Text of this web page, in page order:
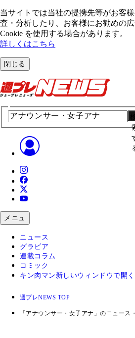
当サイトでは当社の提携先等がお客
査・分析したり、お客様にお勧めの
Cookie を使⽤する場合があります。
詳しくはこちら
閉じる
メニュ
ニュース
グラビア
連載コラム
コミック
キン肉マン 新しいウィンドウで開く
週プレNEWS TOP
「アナウンサー・女子アナ」のニュー